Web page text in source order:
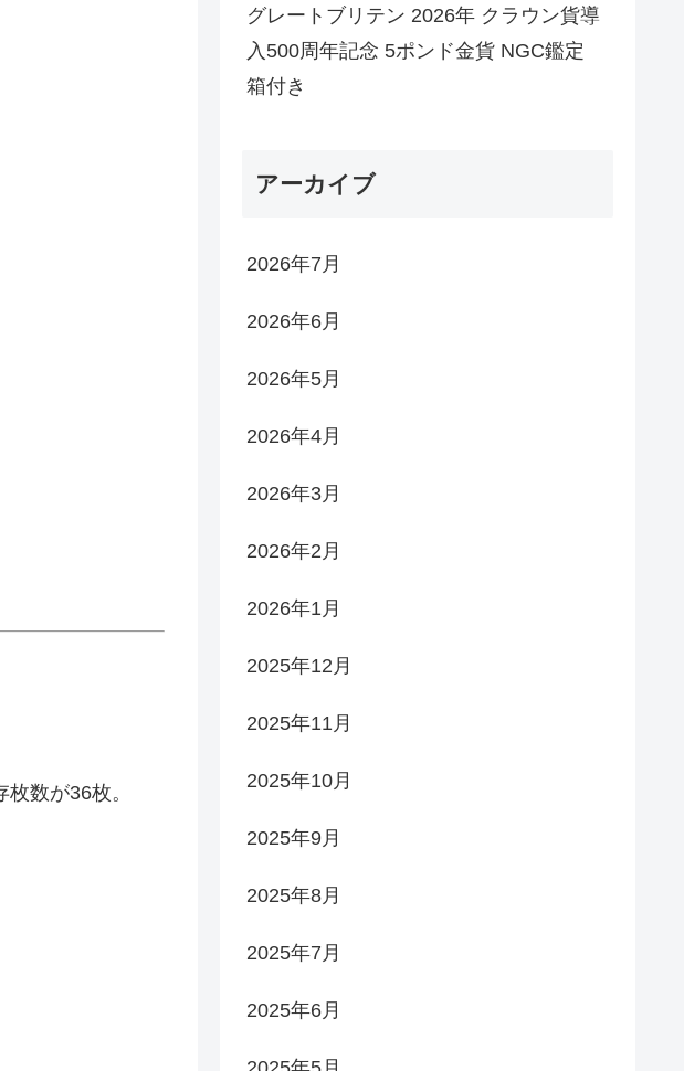
数が36枚。
グレートブリテン 2026年 クラウン貨導
入500周年記念 5ポンド金貨 NGC鑑定
箱付き
アーカイブ
2026年7月
2026年6月
2026年5月
2026年4月
2026年3月
2026年2月
2026年1月
2025年12月
2025年11月
2025年10月
2025年9月
2025年8月
2025年7月
2025年6月